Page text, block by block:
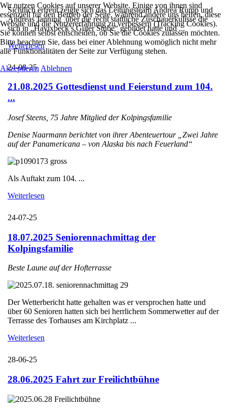
Sichtlich erfreut zeigte sich das Leitungsteam Andrea Rump und
Andreas Janning über die recht stattliche Zuschauerkulisse die
sich in „Havixbeck’s Guter Stube“ gebildet hatte und ...
Weiterlesen
24-08-25
21.08.2025 Gottesdienst und Feierstund zum 104.
...
Josef Steens, 75 Jahre Mitglied der Kolpingsfamilie
Denise Naarmann berichtet von ihrer Abenteuertour „Zwei Jahre
auf der Panamericana – von Alaska bis nach Feuerland“
Als Auftakt zum 104. ...
Weiterlesen
24-07-25
18.07.2025 Seniorennachmittag der
Kolpingsfamilie
Beste Laune auf der Hofterrasse
Der Wetterbericht hatte gehalten was er versprochen hatte und
über 60 Senioren hatten sich bei herrlichem Sommerwetter auf der
Terrasse des Torhauses am Kirchplatz ...
Weiterlesen
28-06-25
28.06.2025 Fahrt zur Freilichtbühne
Wir nutzen Cookies auf unserer Website. Einige von ihnen sind
essenziell für den Betrieb der Seite, während andere uns helfen, diese
Website und die Nutzererfahrung zu verbessern (Tracking Cookies).
Sie können selbst entscheiden, ob Sie die Cookies zulassen möchten.
Bitte beachten Sie, dass bei einer Ablehnung womöglich nicht mehr
alle Funktionalitäten der Seite zur Verfügung stehen.
Akzeptieren Ablehnen